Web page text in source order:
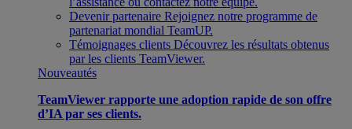
Devenir partenaire Rejoignez notre programme de
partenariat mondial TeamUP.
Témoignages clients Découvrez les résultats obtenus
par les clients TeamViewer.
Nouveautés
TeamViewer rapporte une adoption rapide de son offre
d’IA par ses clients.